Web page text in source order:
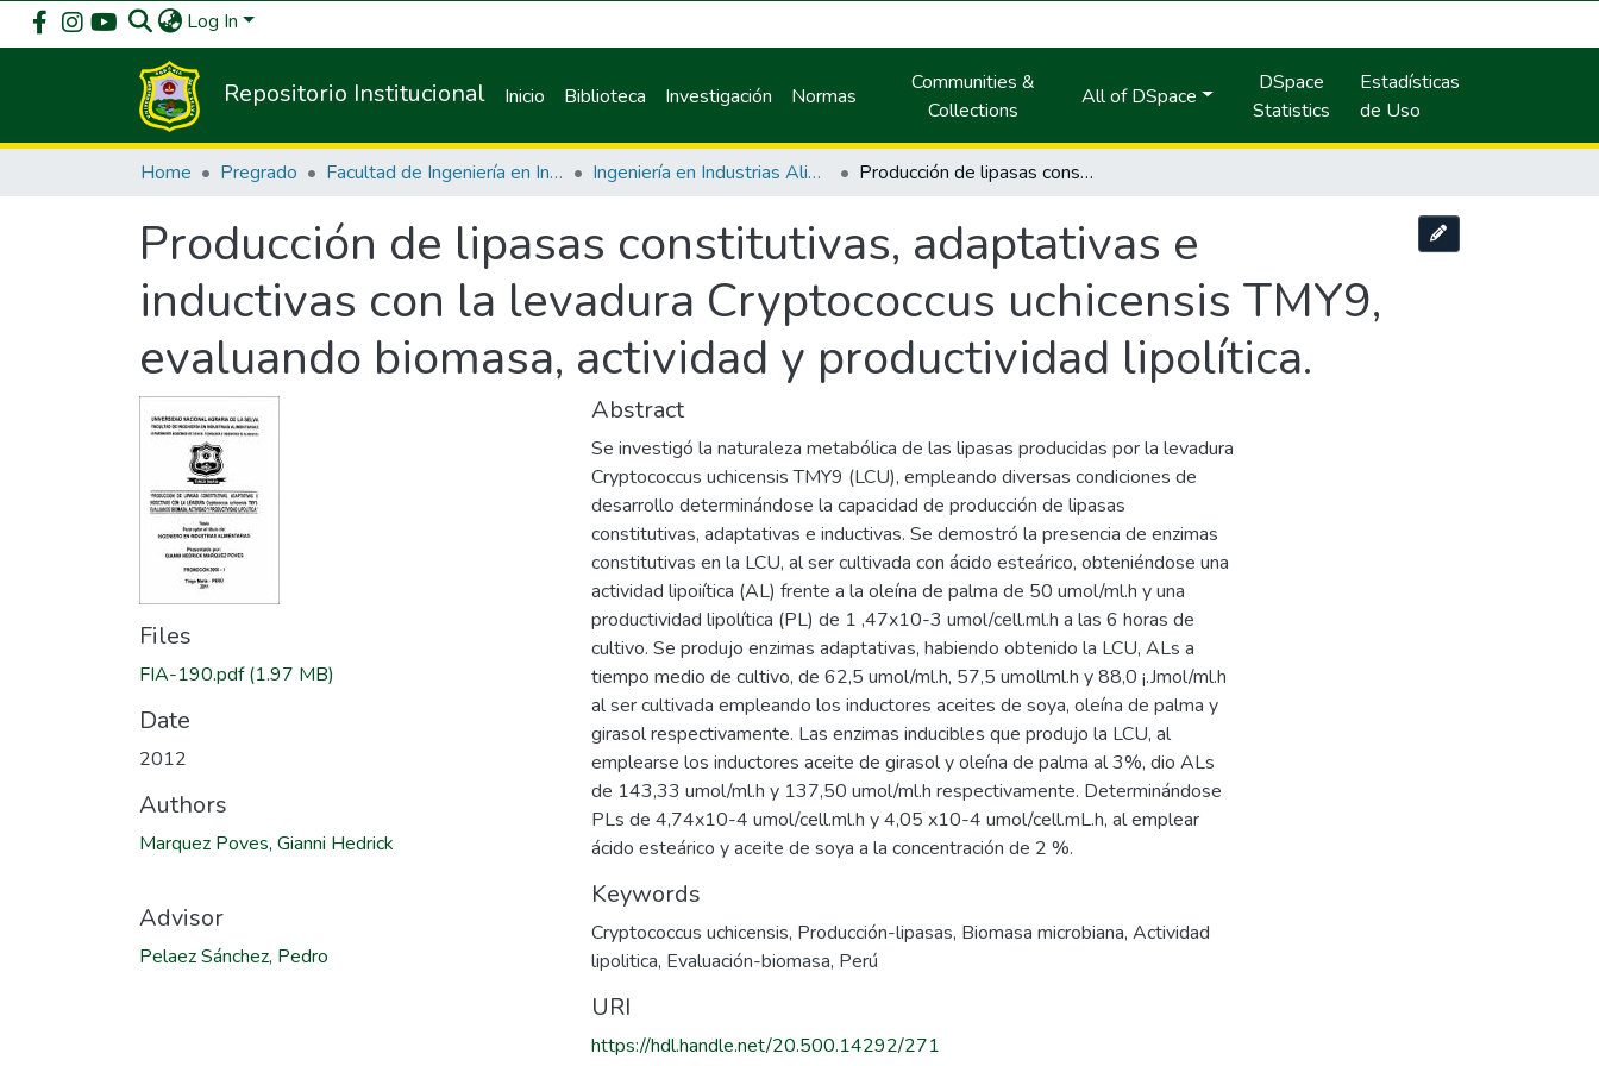
Log In
Repositorio Institucional Inicio Biblioteca Investigación Normas
Communities &
Collections
All of DSpace
DSpace
Statistics
Estadísticas
de Uso
Home Pregrado Facultad de Ingeniería en Industrias Alimentarias Ingeniería en Industrias Alimentarias Producción de lipasas constitutivas, adaptativas e inductivas con la levadura Cryptococcus uchicensis TMY9, evaluando biomasa, actividad y productividad lipolítica.
Producción de lipasas constitutivas, adaptativas e
inductivas con la levadura Cryptococcus uchicensis TMY9,
evaluando biomasa, actividad y productividad lipolítica.
Files
FIA-190.pdf(1.97 MB)
Date
2012
Authors
Marquez Poves, Gianni Hedrick
Advisor
Pelaez Sánchez, Pedro
Abstract
Se investigó la naturaleza metabólica de las lipasas producidas por la levadura
Cryptococcus uchicensis TMY9 (LCU), empleando diversas condiciones de
desarrollo determinándose la capacidad de producción de lipasas
constitutivas, adaptativas e inductivas. Se demostró la presencia de enzimas
constitutivas en la LCU, al ser cultivada con ácido esteárico, obteniéndose una
actividad lipoiítica (AL) frente a la oleína de palma de 50 umol/ml.h y una
productividad lipolítica (PL) de 1 ,47x10-3 umol/cell.ml.h a las 6 horas de
cultivo. Se produjo enzimas adaptativas, habiendo obtenido la LCU, ALs a
tiempo medio de cultivo, de 62,5 umol/ml.h, 57,5 umollml.h y 88,0 ¡.Jmol/ml.h
al ser cultivada empleando los inductores aceites de soya, oleína de palma y
girasol respectivamente. Las enzimas inducibles que produjo la LCU, al
emplearse los inductores aceite de girasol y oleína de palma al 3%, dio ALs
de 143,33 umol/ml.h y 137,50 umol/ml.h respectivamente. Determinándose
PLs de 4,74x10-4 umol/cell.ml.h y 4,05 x10-4 umol/cell.mL.h, al emplear
ácido esteárico y aceite de soya a la concentración de 2 %.
Keywords
Cryptococcus uchicensis, Producción-lipasas, Biomasa microbiana, Actividad
lipolitica, Evaluación-biomasa, Perú
URI
https://hdl.handle.net/20.500.14292/271